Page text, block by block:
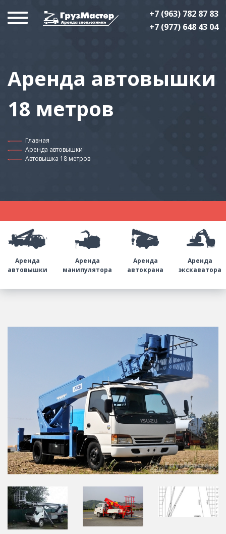
+7 (963) 782 87 83
+7 (977) 648 43 04
Аренда автовышки
18 метров
Главная
Аренда автовышки
Автовышка 18 метров
Аренда
автовышки
Аренда
манипулятора
Аренда
автокрана
Аренда
экскаватора